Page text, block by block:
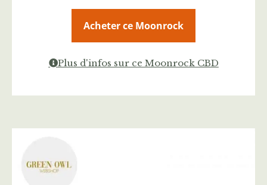
Acheter ce Moonrock
Plus d'infos sur ce Moonrock CBD